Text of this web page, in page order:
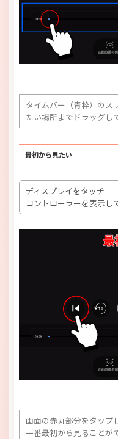
タイムバー（青枠）のス
たい場所までドラッグし
最初から見たい
ディスプレイをタッチ
コントローラーを表示し
画面の赤丸部分をタップ
一番最初から見ることが